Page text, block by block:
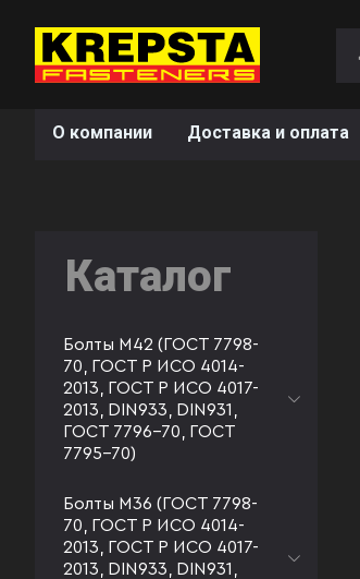
О компании Доставка и оплата
Каталог
Болты М42 (ГОСТ 7798-
70, ГОСТ Р ИСО 4014-
2013, ГОСТ Р ИСО 4017-
2013, DIN933, DIN931,
ГОСТ 7796-70, ГОСТ
7795-70)
Болты М36 (ГОСТ 7798-
70, ГОСТ Р ИСО 4014-
2013, ГОСТ Р ИСО 4017-
2013, DIN933, DIN931,